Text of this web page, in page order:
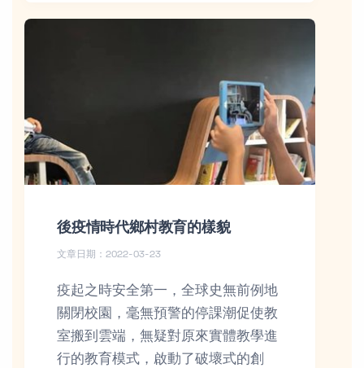
後疫情時代鄉村教育的樣貌
文章日期：2022-03-23
疫起之時安全第一，全球史無前例地
關閉校園，毫無預警的停課潮促使教
室搬到雲端，無疑對原來實體教學進
行的教育模式，啟動了破壞式的創